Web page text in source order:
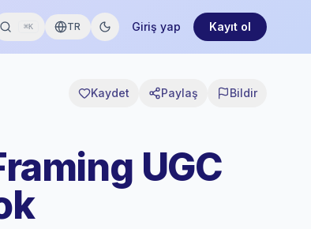
⌘K TR Giriş yap Kayıt ol
Kaydet Paylaş Bildir
UGC